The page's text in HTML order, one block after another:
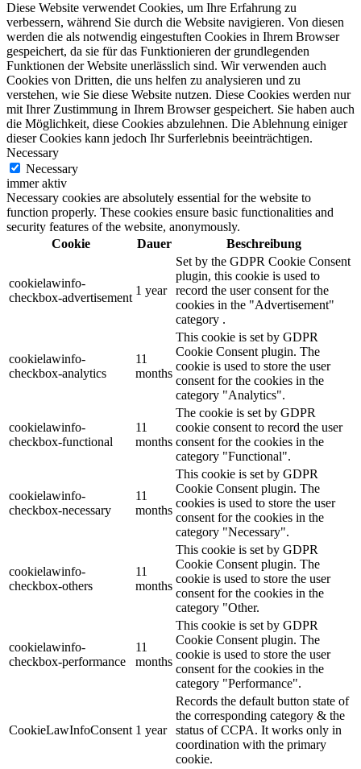
Diese Website verwendet Cookies, um Ihre Erfahrung zu
verbessern, während Sie durch die Website navigieren. Von diesen
werden die als notwendig eingestuften Cookies in Ihrem Browser
gespeichert, da sie für das Funktionieren der grundlegenden
Funktionen der Website unerlässlich sind. Wir verwenden auch
Cookies von Dritten, die uns helfen zu analysieren und zu
verstehen, wie Sie diese Website nutzen. Diese Cookies werden nur
mit Ihrer Zustimmung in Ihrem Browser gespeichert. Sie haben auch
die Möglichkeit, diese Cookies abzulehnen. Die Ablehnung einiger
dieser Cookies kann jedoch Ihr Surferlebnis beeinträchtigen.
Necessary
Necessary
immer aktiv
Necessary cookies are absolutely essential for the website to
function properly. These cookies ensure basic functionalities and
security features of the website, anonymously.
Cookie
Dauer Beschreibung
cookielawinfo-
checkbox-advertisement
1 year
Set by the GDPR Cookie Consent
plugin, this cookie is used to
record the user consent for the
cookies in the "Advertisement"
category .
cookielawinfo-
checkbox-analytics
11
months
This cookie is set by GDPR
Cookie Consent plugin. The
cookie is used to store the user
consent for the cookies in the
category "Analytics".
cookielawinfo-
checkbox-functional
11
months
The cookie is set by GDPR
cookie consent to record the user
consent for the cookies in the
category "Functional".
cookielawinfo-
checkbox-necessary
11
months
This cookie is set by GDPR
Cookie Consent plugin. The
cookies is used to store the user
consent for the cookies in the
category "Necessary".
cookielawinfo-
checkbox-others
11
months
This cookie is set by GDPR
Cookie Consent plugin. The
cookie is used to store the user
consent for the cookies in the
category "Other.
cookielawinfo-
checkbox-performance
11
months
This cookie is set by GDPR
Cookie Consent plugin. The
cookie is used to store the user
consent for the cookies in the
category "Performance".
CookieLawInfoConsent 1 year
Records the default button state of
the corresponding category & the
status of CCPA. It works only in
coordination with the primary
cookie.